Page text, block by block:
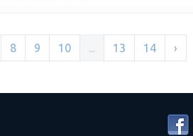
8 9 10 ... 13 14 ›